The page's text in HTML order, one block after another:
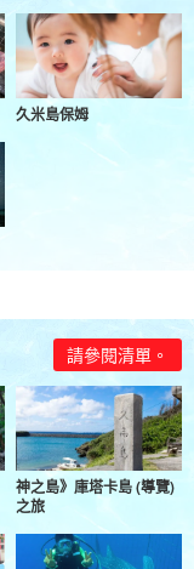
久米島保姆
請參閱清單。
神之島》庫塔卡島 (導覽)
之旅